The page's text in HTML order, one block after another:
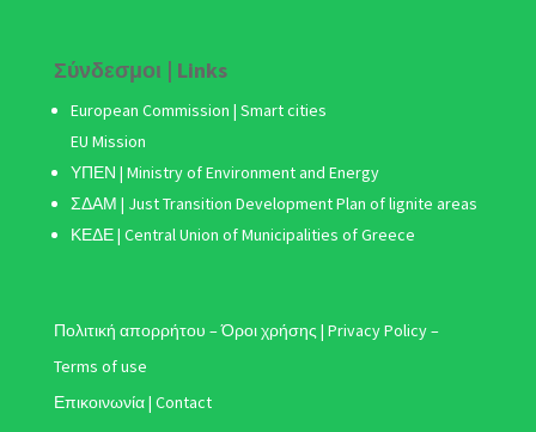
Σύνδεσμοι | Links
European Commission | Smart cities
EU Mission
ΥΠΕΝ | Ministry of Environment and Energy
ΣΔΑΜ | Just Transition Development Plan of lignite areas
ΚΕΔΕ | Central Union of Municipalities of Greece
Πολιτική απορρήτου – Όροι χρήσης | Privacy Policy –
Terms of use
Επικοινωνία | Contact